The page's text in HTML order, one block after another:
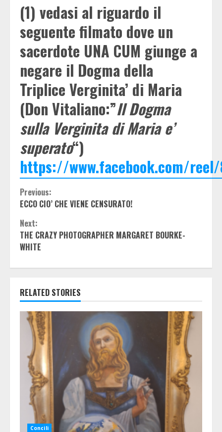
(1) vedasi al riguardo il
seguente filmato dove un
sacerdote UNA CUM giunge a
negare il Dogma della
Triplice Verginita’ di Maria
(Don Vitaliano:”Il Dogma
sulla Verginita di Maria e’
superato“)
https://www.facebook.com/reel/
Continue
Reading
Previous:
ECCO CIO’ CHE VIENE CENSURATO!
Next:
THE CRAZY PHOTOGRAPHER MARGARET BOURKE-
WHITE
RELATED STORIES
Concili